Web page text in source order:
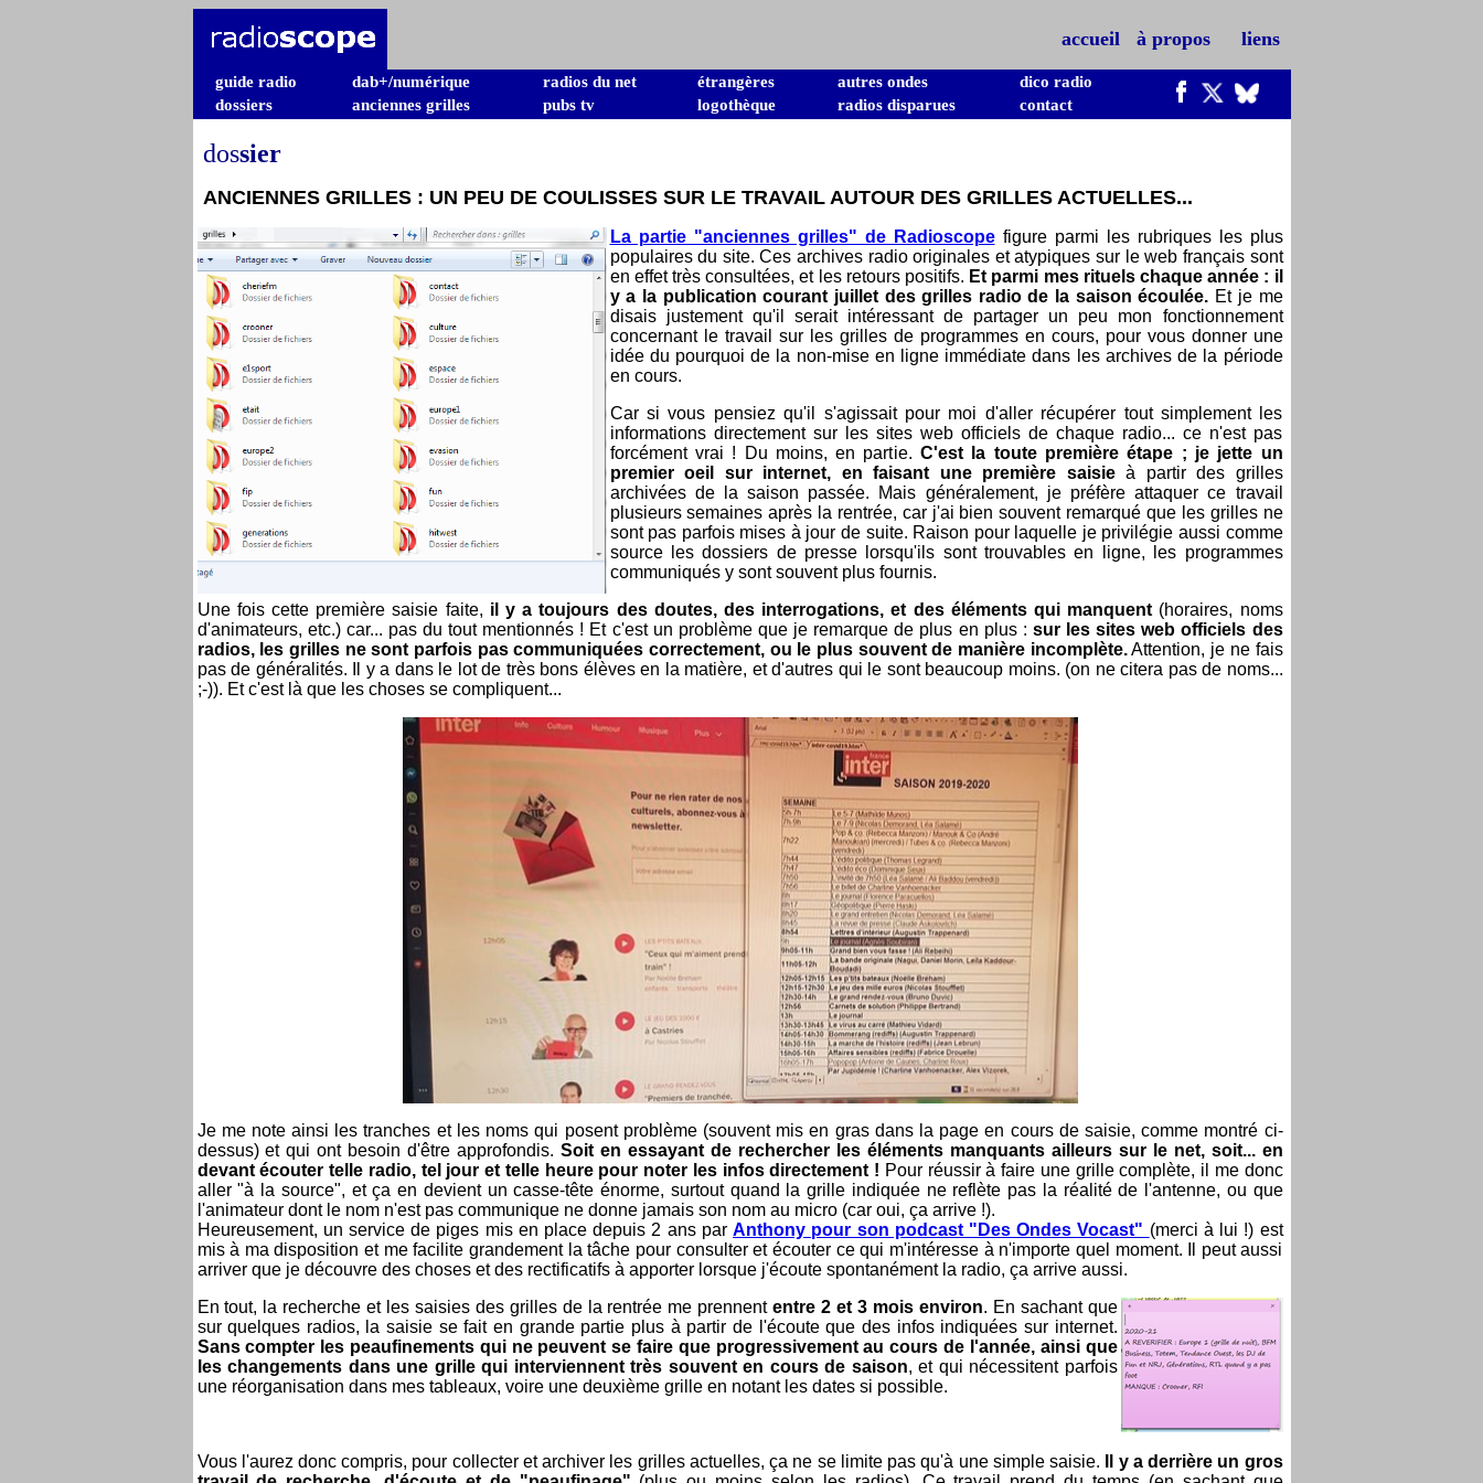
accueil à propos liens
guide radio dab+/numérique radios du net étrangères autres ondes
dico radio
dossiers
anciennes grilles pubs tv logothèque radios disparues contact
dossier
ANCIENNES GRILLES : UN PEU DE COULISSES SUR LE TRAVAIL AUTOUR DES GRILLES ACTUELLES...
La partie "anciennes grilles" de Radioscopefigure parmi les rubriques les plus
populaires du site. Ces archives radio originales et atypiques sur le web français sont
en effet très consultées, et les retours positifs. Et parmi mes rituels chaque année : il
y a la publication courant juillet des grilles radio de la saison écoulée. Et je me
disais justement qu'il serait intéressant de partager un peu mon fonctionnement
concernant le travail sur les grilles de programmes en cours, pour vous donner une
idée du pourquoi de la non-mise en ligne immédiate dans les archives de la période
en cours.
Car si vous pensiez qu'il s'agissait pour moi d'aller récupérer tout simplement les
informations directement sur les sites web officiels de chaque radio... ce n'est pas
forcément vrai ! Du moins, en partie. C'est la toute première étape ; je jette un
premier oeil sur internet, en faisant une première saisieà partir des grilles
archivées de la saison passée. Mais généralement, je préfère attaquer ce travail
plusieurs semaines après la rentrée, car j'ai bien souvent remarqué que les grilles ne
sont pas parfois mises à jour de suite. Raison pour laquelle je privilégie aussi comme
source les dossiers de presse lorsqu'ils sont trouvables en ligne, les programmes
communiqués y sont souvent plus fournis.
Une fois cette première saisie faite, il y a toujours des doutes, des interrogations, et des éléments qui manquent (horaires, noms
d'animateurs, etc.) car... pas du tout mentionnés ! Et c'est un problème que je remarque de plus en plus : sur les sites web officiels des
radios, les grilles ne sont parfois pas communiquées correctement, ou le plus souvent de manière incomplète.Attention, je ne fais
pas de généralités. Il y a dans le lot de très bons élèves en la matière, et d'autres qui le sont beaucoup moins. (on ne citera pas de noms...
;-)). Et c'est là que les choses se compliquent...
Je me note ainsi les tranches et les noms qui posent problème (souvent mis en gras dans la page en cours de saisie, comme montré ci-
dessus) et qui ont besoin d'être approfondis.Soit en essayant de rechercher les éléments manquants ailleurs sur le net, soit... en
devant écouter telle radio, tel jour et telle heure pour noter les infos directement ! Pour réussir à faire une grille complète, il me donc
aller "à la source", et ça en devient un casse-tête énorme, surtout quand la grille indiquée ne reflète pas la réalité de l'antenne, ou que
l'animateur dont le nom n'est pas communique ne donne jamais son nom au micro (car oui, ça arrive !).
Heureusement, un service de piges mis en place depuis 2 ans parAnthony pour son podcast "Des Ondes Vocast" (merci à lui !) est
mis à ma disposition et me facilite grandement la tâche pour consulter et écouter ce qui m'intéresse à n'importe quel moment. Il peut aussi
arriver que je découvre des choses et des rectificatifs à apporter lorsque j'écoute spontanément la radio, ça arrive aussi.
En tout, la recherche et les saisies des grilles de la rentrée me prennententre 2 et 3 mois environ. En sachant que
sur quelques radios, la saisie se fait en grande partie plus à partir de l'écoute que des infos indiquées sur internet.
Sans compter les peaufinements qui ne peuvent se faire que progressivement au cours de l'année, ainsi que
les changements dans une grille qui interviennent très souvent en cours de saison, et qui nécessitent parfois
une réorganisation dans mes tableaux, voire une deuxième grille en notant les dates si possible.
Vous l'aurez donc compris, pour collecter et archiver les grilles actuelles, ça ne se limite pas qu'à une simple saisie.
Il y a derrière un gros